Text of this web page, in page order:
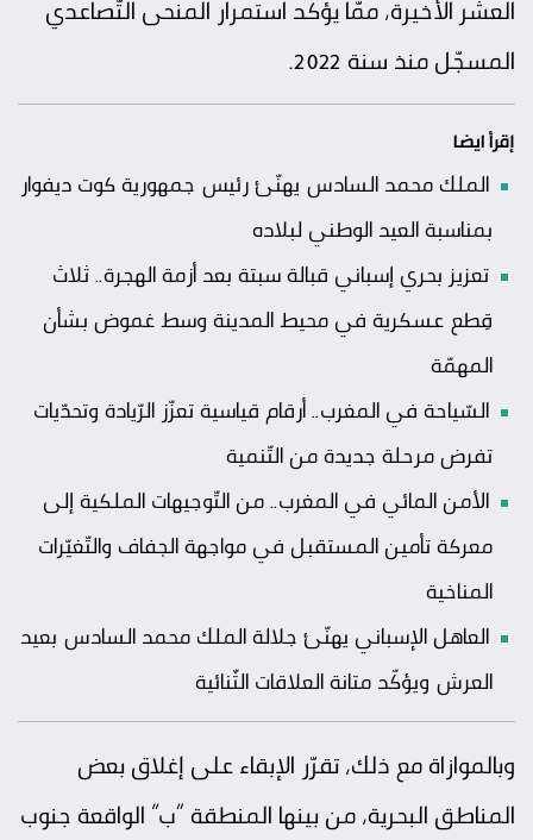
العشر الأخيرة، ممّا يؤكّد استمرار المنحى التّصاعدي
المسجّل منذ سنة 2022.
إقرأ ايضا
الملك محمد السادس يهنّئ رئيس جمهورية كوت ديفوار
بمناسبة العيد الوطني لبلاده
تعزيز بحري إسباني قبالة سبتة بعد أزمة الهجرة.. ثلاث
قِطع عسكرية في محيط المدينة وسط غموض بشأن
المهمّة
السّياحة في المغرب.. أرقام قياسية تعزّز الرّيادة وتحدّيات
تفرض مرحلة جديدة من التّنمية
الأمن المائي في المغرب.. من التّوجيهات الملكية إلى
معركة تأمين المستقبل في مواجهة الجفاف والتّغيّرات
المناخية
العاهل الإسباني يهنّئ جلالة الملك محمد السادس بعيد
العرش ويؤكّد متانة العلاقات الثّنائية
وبالموازاة مع ذلك، تقرّر الإبقاء على إغلاق بعض
المناطق البحرية، من بينها المنطقة “ب” الواقعة جنوب